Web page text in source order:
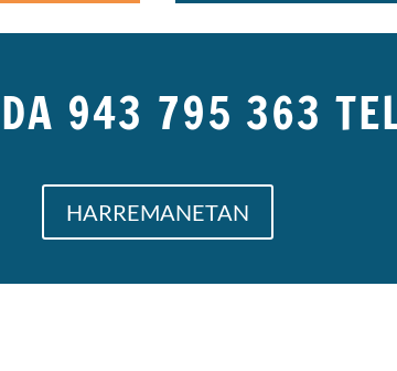
943 795 363
HARREMANETAN